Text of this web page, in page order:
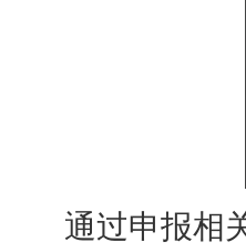
通过申报相关